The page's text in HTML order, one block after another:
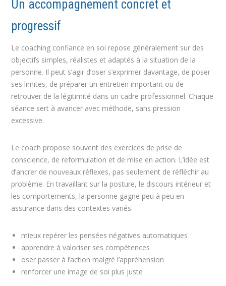
Un accompagnement concret et
progressif
Le coaching confiance en soi repose généralement sur des
objectifs simples, réalistes et adaptés à la situation de la
personne. Il peut s’agir d’oser s’exprimer davantage, de poser
ses limites, de préparer un entretien important ou de
retrouver de la légitimité dans un cadre professionnel. Chaque
séance sert à avancer avec méthode, sans pression
excessive.
Le coach propose souvent des exercices de prise de
conscience, de reformulation et de mise en action. L’idée est
d’ancrer de nouveaux réflexes, pas seulement de réfléchir au
problème. En travaillant sur la posture, le discours intérieur et
les comportements, la personne gagne peu à peu en
assurance dans des contextes variés.
mieux repérer les pensées négatives automatiques
apprendre à valoriser ses compétences
oser passer à l’action malgré l’appréhension
renforcer une image de soi plus juste